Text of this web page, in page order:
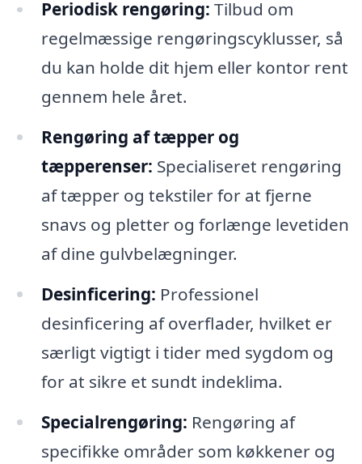
Periodisk rengøring: Tilbud om
regelmæssige rengøringscyklusser, så
du kan holde dit hjem eller kontor rent
gennem hele året.
Rengøring af tæpper og
tæpperenser: Specialiseret rengøring
af tæpper og tekstiler for at fjerne
snavs og pletter og forlænge levetiden
af dine gulvbelægninger.
Desinficering: Professionel
desinficering af overflader, hvilket er
særligt vigtigt i tider med sygdom og
for at sikre et sundt indeklima.
Specialrengøring: Rengøring af
specifikke områder som køkkener og